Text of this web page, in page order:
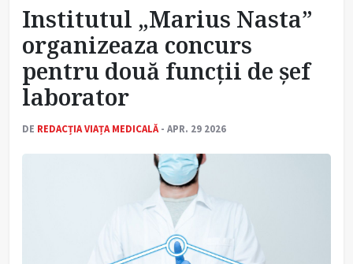
Un nou studiu pentru testarea unui vaccin împotriva
tulpinei Bundibugyo a virusului Ebola
Alăptarea, esențială pentru sănătatea mamei și
copilului
Concursul Internațional George Enescu, la ceas
aniversar
Institutul „Marius Nasta”
organizeaza concurs
pentru două funcții de șef
laborator
DE REDACȚIA VIAȚA MEDICALĂ - APR. 29 2026